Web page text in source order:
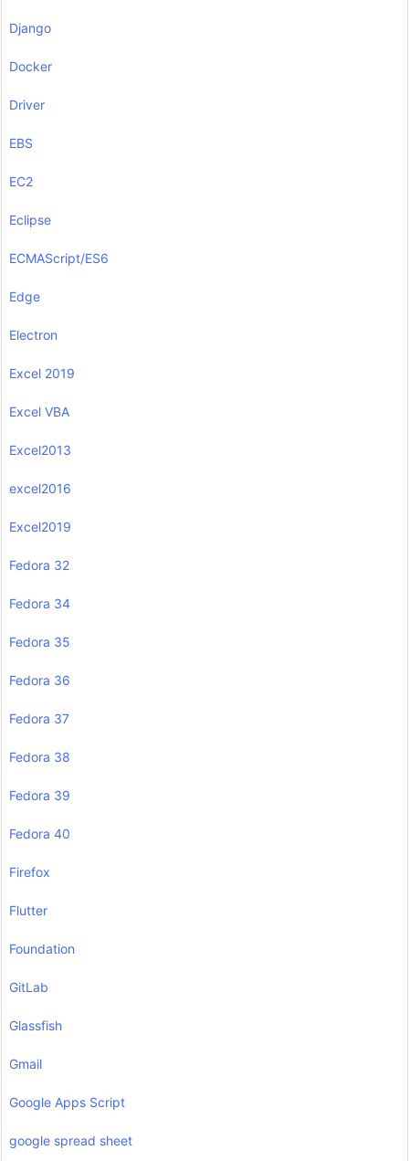
Django
Docker
Driver
EBS
EC2
Eclipse
ECMAScript/ES6
Edge
Electron
Excel 2019
Excel VBA
Excel2013
excel2016
Excel2019
Fedora 32
Fedora 34
Fedora 35
Fedora 36
Fedora 37
Fedora 38
Fedora 39
Fedora 40
Firefox
Flutter
Foundation
GitLab
Glassfish
Gmail
Google Apps Script
google spread sheet